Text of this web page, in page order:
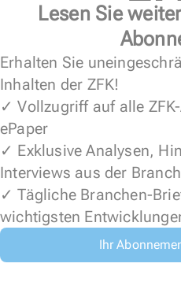
Lesen Sie
Erhalten Sie
Inhalten der ZFK!
✓ Vollzugriff auf alle
ePaper
✓ Exklusive Analysen,
Interviews aus der
✓ Tägliche Branchen-
wichtigsten
Ihr